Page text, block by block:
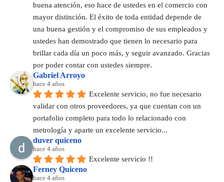
buena atención, eso hace de ustedes en el comercio con
mayor distinción. El éxito de toda entidad depende de
una buena gestión y el compromiso de sus empleados y
ustedes han demostrado que tienen lo necesario para
brillar cada día un poco más, y seguir avanzado. Gracias
por poder contar con ustedes siempre.
Gabriel Arroyo
hace 4 años
Excelente servicio, no fue necesario
validar con otros proveedores, ya que cuentan con un
portafolio completo para todo lo relacionado con
metrología y aparte un excelente servicio...
duver quiceno
hace 4 años
Excelente servicio !!
Ferney Quiceno
hace 4 años